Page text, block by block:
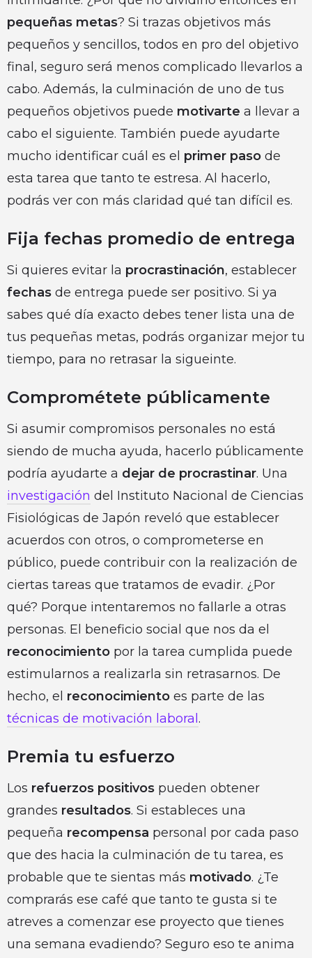
pequeñas metas? Si trazas objetivos más
pequeños y sencillos, todos en pro del objetivo
final, seguro será menos complicado llevarlos a
cabo. Además, la culminación de uno de tus
pequeños objetivos puede motivarte a llevar a
cabo el siguiente. También puede ayudarte
mucho identificar cuál es el primer paso de
esta tarea que tanto te estresa. Al hacerlo,
podrás ver con más claridad qué tan difícil es.
Fija fechas promedio de entrega
Si quieres evitar la procrastinación, establecer
fechas de entrega puede ser positivo. Si ya
sabes qué día exacto debes tener lista una de
tus pequeñas metas, podrás organizar mejor tu
tiempo, para no retrasar la sigueinte.
Comprométete públicamente
Si asumir compromisos personales no está
siendo de mucha ayuda, hacerlo públicamente
podría ayudarte a dejar de procrastinar. Una
investigación del Instituto Nacional de Ciencias
Fisiológicas de Japón reveló que establecer
acuerdos con otros, o comprometerse en
público, puede contribuir con la realización de
ciertas tareas que tratamos de evadir. ¿Por
qué? Porque intentaremos no fallarle a otras
personas. El beneficio social que nos da el
reconocimiento por la tarea cumplida puede
estimularnos a realizarla sin retrasarnos. De
hecho, el reconocimiento es parte de las
técnicas de motivación laboral .
Premia tu esfuerzo
Los refuerzos positivos pueden obtener
grandes resultados. Si estableces una
pequeña recompensa personal por cada paso
que des hacia la culminación de tu tarea, es
probable que te sientas más motivado. ¿Te
comprarás ese café que tanto te gusta si te
atreves a comenzar ese proyecto que tienes
una semana evadiendo? Seguro eso te anima